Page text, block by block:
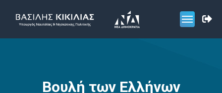
Βουλή των Ελλήνων